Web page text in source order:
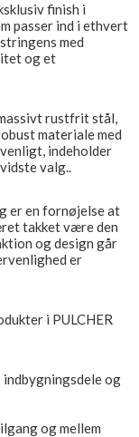
finish i
passer ind i ethvert
med
og et
rustfrit stål,
materiale med
indeholder
valg..
er en fornøjelse at
takket være den
og design går
er
i PULCHER
og
og mellem